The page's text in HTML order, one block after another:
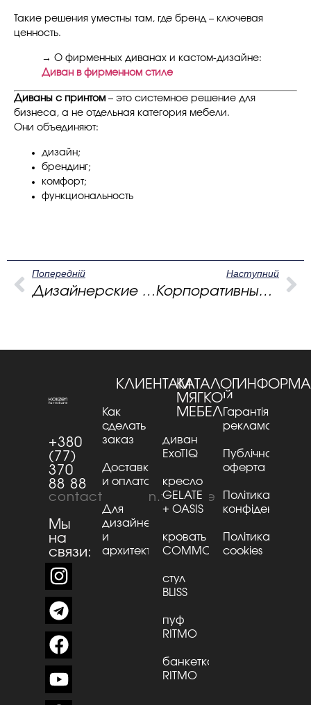
Такие решения уместны там, где бренд – ключевая
ценность.
→ О фирменных диванах и кастом-дизайне:
Диван в фирменном стиле
Диваны с принтом – это системное решение для
бизнеса, а не отдельная категория мебели.
Они объединяют:
дизайн;
брендинг;
комфорт;
функциональность
Попередній
Дизайнерские диваны: как один предмет собирает пространство, покой и характер дома
Наступний
Корпоративные диваны как язык пространства, не требующий объяснений
+380
(77)
370
88 88
contact@kaizen.furniture
Мы
на
связи:
КЛИЕНТАМ
Как
сделать
заказ
Доставка
и оплата
Для
дизайнеров
и
архитекторов
КАТАЛОГ
МЯГКОЙ
МЕБЕЛИ
диван
ExoTIQ
кресло
GELATE
+ OASIS
кровать
CОMMО
стул
BLISS
пуф
RITMO
банкетка
RITMO
Гарантія та
рекламації
Публічна
оферта
Політика
Політика
cookies